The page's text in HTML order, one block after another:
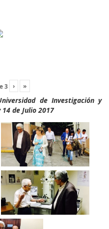
3 › »
de Investigación y
de Julio 2017